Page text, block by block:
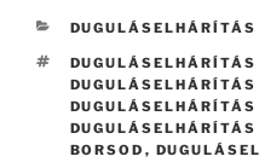
KATEGÓRIÁK
CÍMKÉK
DUGULÁSELHÁRÍTÁS
DUGULÁSELHÁRÍTÁS
BORSOD ,